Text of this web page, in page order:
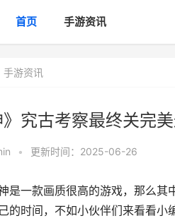
首页 手游资讯
手游资讯
》究古考察最终关完
• 更新时间：2025-06-26
是一款画质很高的游戏，那么
的时间，不如小伙伴们来看看